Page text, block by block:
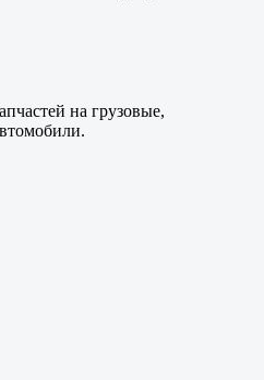
на грузовые,